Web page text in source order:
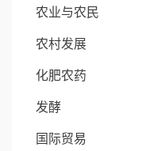
农业与农民
农村发展
化肥农药
发酵
国际贸易